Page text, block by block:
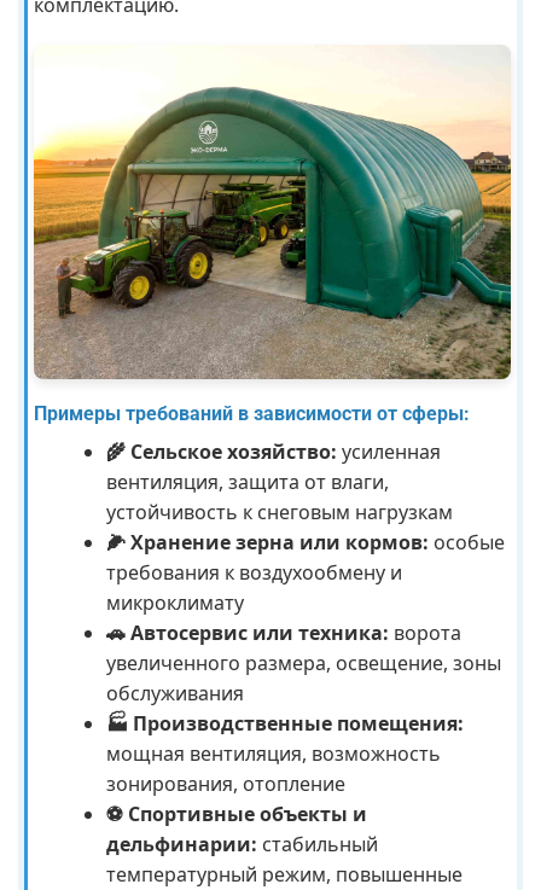
Примеры требований в зависимости от сферы:
🌾 Сельское хозяйство: усиленная
вентиляция, защита от влаги,
устойчивость к снеговым нагрузкам
🌽 Хранение зерна или кормов: особые
требования к воздухообмену и
микроклимату
🚗 Автосервис или техника: ворота
увеличенного размера, освещение, зоны
обслуживания
🏭 Производственные помещения:
мощная вентиляция, возможность
зонирования, отопление
⚽ Спортивные объекты и
дельфинарии: стабильный
температурный режим, повышенные